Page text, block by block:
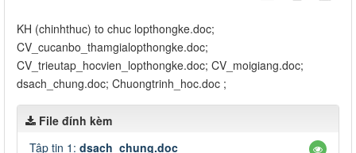
​KH (chinhthuc) to chuc lopthongke.doc;
CV_cucanbo_thamgialopthongke.doc;
CV_trieutap_hocvien_lopthongke.doc; CV_moigiang.doc;
dsach_chung.doc; Chuongtrinh_hoc.doc ;
File đính kèm
Tập tin 1: dsach_chung.doc